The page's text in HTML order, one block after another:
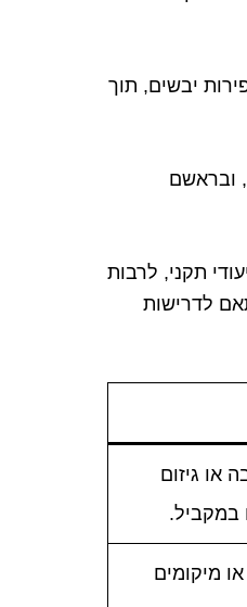
יבשים, תוך
ובראשם
תקני, לרבות
לדרישות
או גיזום
במקביל.
או מיקומים